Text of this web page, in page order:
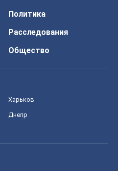
Политика
Расследования
Общество
Харьков
Днепр